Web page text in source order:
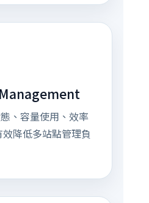
、容量使用、效率
降低多站點管理負